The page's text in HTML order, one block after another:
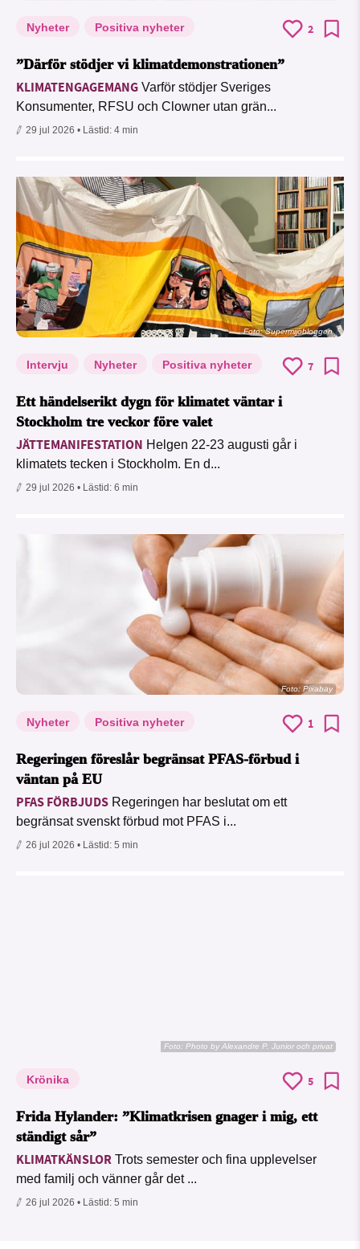
Nyheter Positiva nyheter 2
”Därför stödjer vi klimatdemonstrationen”
KLIMATENGAGEMANG Varför stödjer Sveriges
Konsumenter, RFSU och Clowner utan grän...
29 jul 2026 • Lästid: 4 min
Foto: Supermijöbloggen
Intervju Nyheter Positiva nyheter 7
Ett händelserikt dygn för klimatet väntar i
Stockholm tre veckor före valet
JÄTTEMANIFESTATION Helgen 22-23 augusti går i
klimatets tecken i Stockholm. En d...
29 jul 2026 • Lästid: 6 min
Foto: Pixabay
Nyheter Positiva nyheter 1
Regeringen föreslår begränsat PFAS-förbud i
väntan på EU
PFAS FÖRBJUDS Regeringen har beslutat om ett
begränsat svenskt förbud mot PFAS i...
26 jul 2026 • Lästid: 5 min
Foto: Photo by Alexandre P. Junior och privat
Krönika 5
Frida Hylander: ”Klimatkrisen gnager i mig, ett
ständigt sår”
KLIMATKÄNSLOR Trots semester och fina upplevelser
med familj och vänner går det ...
26 jul 2026 • Lästid: 5 min